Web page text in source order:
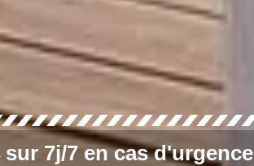
7j/7 en cas d'urgence